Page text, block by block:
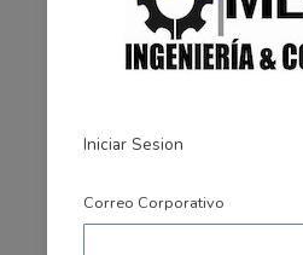
Iniciar Sesion
Correo Corporativo